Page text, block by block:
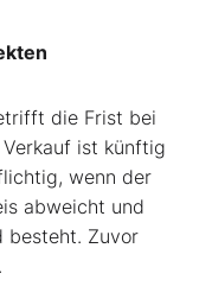
die Frist bei
ist künftig
wenn der
abweicht und
besteht. Zuvor